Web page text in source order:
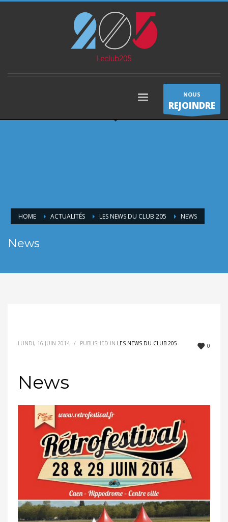
NOUS
REJOINDRE
HOME ACTUALITÉS LES NEWS DU CLUB 205 NEWS
News
0
LUNDI, 16 JUIN 2014 / PUBLISHED IN LES NEWS DU CLUB 205
News